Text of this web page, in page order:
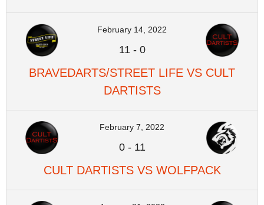
February 14, 2022
11- 0
BRAVEDARTS/STREET LIFE VS CULT
DARTISTS
February 7, 2022
0- 11
CULT DARTISTS VS WOLFPACK